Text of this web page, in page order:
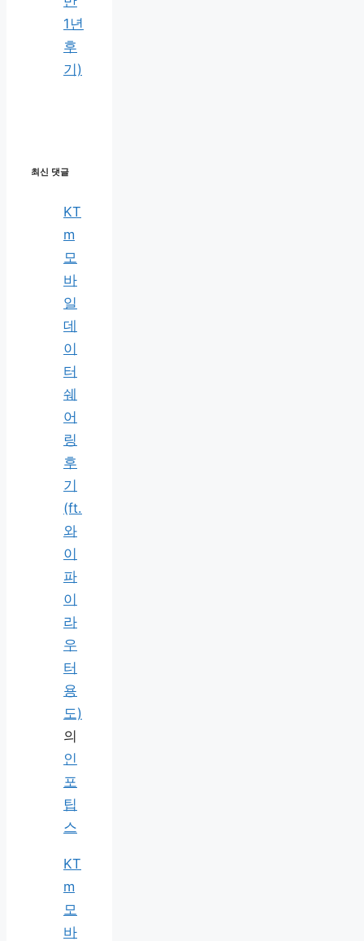
1년
후
기)
최신 댓글
KT
m
모
바
일
데
이
터
쉐
어
링
후
기
(ft.
와
이
파
이
라
우
터
용
도)
의
인
포
팁
스
KT
m
모
바